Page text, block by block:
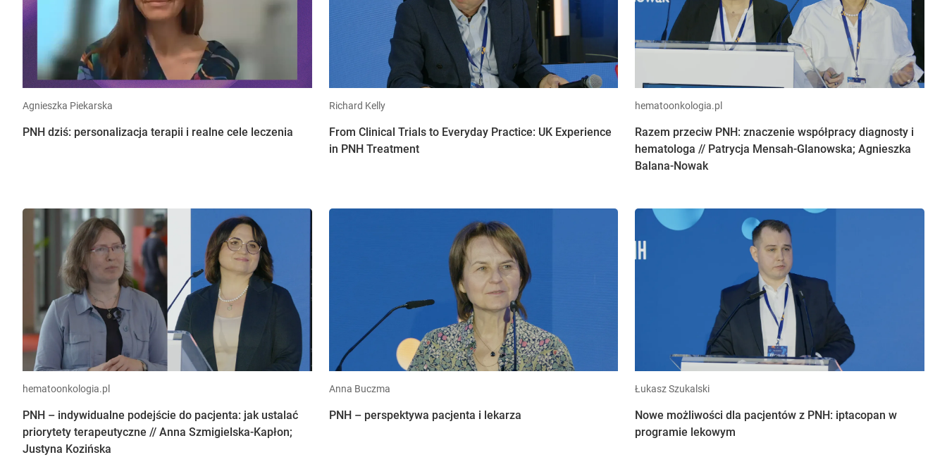
Agnieszka Piekarska
PNH dziś: personalizacja terapii i realne cele leczenia
Richard Kelly
From Clinical Trials to Everyday Practice: UK Experience
in PNH Treatment
hematoonkologia.pl
Razem przeciw PNH: znaczenie współpracy diagnosty i
hematologa // Patrycja Mensah-Glanowska; Agnieszka
Balana-Nowak
hematoonkologia.pl
PNH – indywidualne podejście do pacjenta: jak ustalać
priorytety terapeutyczne // Anna Szmigielska-Kapłon;
Justyna Kozińska
Anna Buczma
PNH – perspektywa pacjenta i lekarza
Łukasz Szukalski
Nowe możliwości dla pacjentów z PNH: iptacopan w
programie lekowym